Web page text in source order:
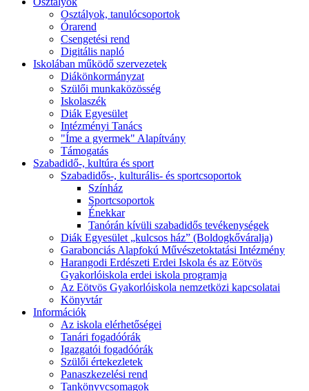
Osztályok, tanulócsoportok
Órarend
Csengetési rend
Digitális napló
Iskolában működő szervezetek
Diákönkormányzat
Szülői munkaközösség
Iskolaszék
Diák Egyesület
Intézményi Tanács
"Íme a gyermek" Alapítvány
Támogatás
Szabadidő-, kultúra és sport
Szabadidős-, kulturális- és sportcsoportok
Színház
Sportcsoportok
Énekkar
Tanórán kívüli szabadidős tevékenységek
Diák Egyesület „kulcsos ház” (Boldogkőváralja)
Garabonciás Alapfokú Művészetoktatási Intézmény
Harangodi Erdészeti Erdei Iskola és az Eötvös
Gyakorlóiskola erdei iskola programja
Az Eötvös Gyakorlóiskola nemzetközi kapcsolatai
Könyvtár
Információk
Az iskola elérhetőségei
Tanári fogadóórák
Igazgatói fogadóórák
Szülői értekezletek
Panaszkezelési rend
Tankönyvcsomagok